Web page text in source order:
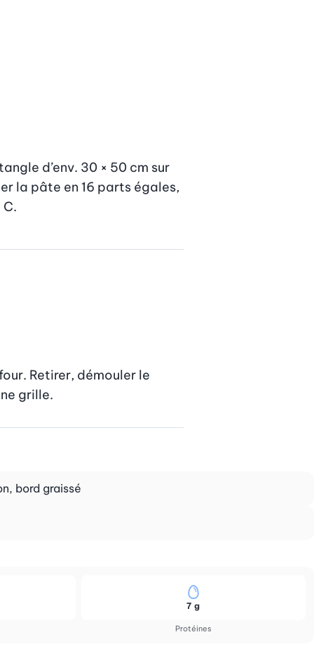
d’env. 30 × 50 cm sur
la pâte en 16 parts égales,
Retirer, démouler le
grille.
bord graissé
Protéines
7 g